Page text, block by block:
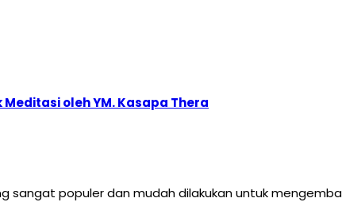
oleh YM. Kasapa Thera
sangat populer dan mudah dilakukan untuk